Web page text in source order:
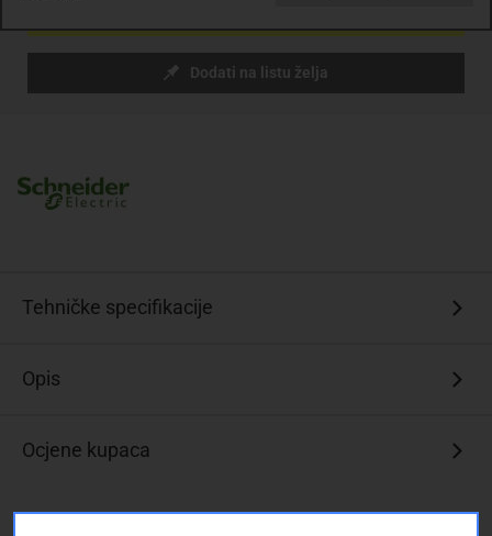
Dodati na listu želja
Tehničke specifikacije
Opis
Ocjene kupaca